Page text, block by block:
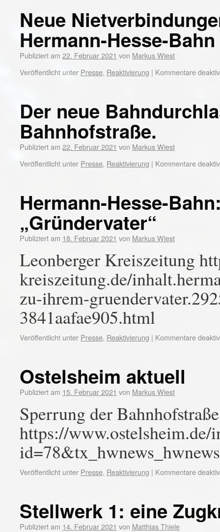
Neue
Hermann-Hesse-
Publiziert am 22. Februar 2021 von Markus Wiest
Veröffentlicht unter Presse, Reaktivierung | Kommentare
Der neue
Bahnhofstraße.
Publiziert am 22. Februar 2021 von Markus Wiest
Veröffentlicht unter Presse, Reaktivierung | Kommentare
Hermann-Hesse-
„Gründervater“
Publiziert am 18. Februar 2021 von Markus Wiest
Leonberger Kreiszeitung
kreiszeitung.de/
zu-ihrem-
3841aafae905.html
Veröffentlicht unter Presse, Reaktivierung | Kommentare
Ostelsheim aktuell
Publiziert am 15. Februar 2021 von Markus Wiest
Sperrung der Bahnhofstraße
https://www.ostelsheim.de/
Veröffentlicht unter Presse, Reaktivierung | Kommentare
Stellwerk 1: eine
Publiziert am 14. Februar 2021 von Matthias Thiele